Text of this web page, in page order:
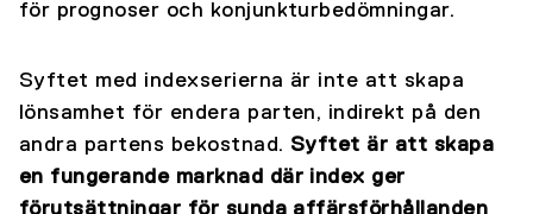
för prognoser och konjunkturbedömningar.
Syftet med indexserierna är inte att skapa
lönsamhet för endera parten, indirekt på den
andra partens bekostnad. Syftet är att skapa
en fungerande marknad där index ger
förutsättningar för sunda affärsförhållanden